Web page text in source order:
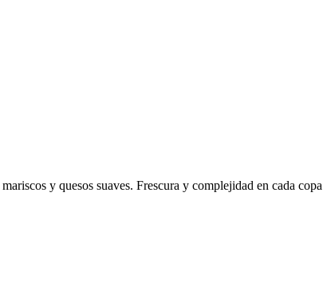
y quesos suaves. Frescura y complejidad en cada